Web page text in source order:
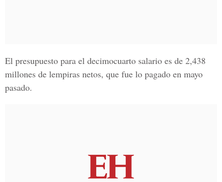
El presupuesto para el decimocuarto salario es de 2,438
millones de lempiras netos, que fue lo pagado en mayo
pasado.